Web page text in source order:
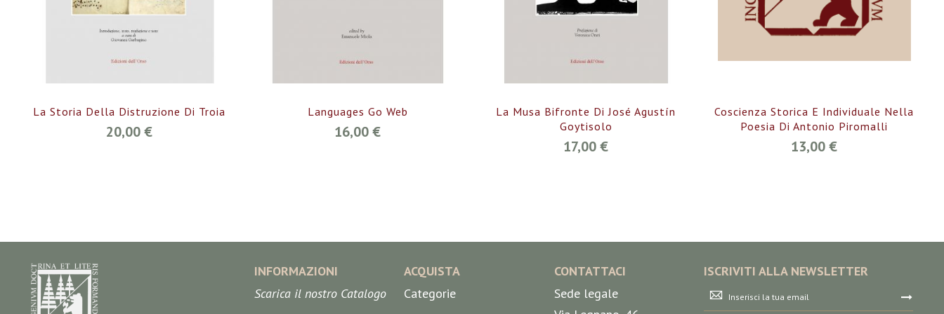
La Storia Della Distruzione Di Troia
20,00 €
Languages Go Web
16,00 €
La Musa Bifronte Di José Agustín
Goytisolo
17,00 €
Coscienza Storica E Individuale Nella
Poesia Di Antonio Piromalli
13,00 €
INFORMAZIONI
Scarica il nostro Catalogo
ACQUISTA
Categorie
CONTATTACI
Sede legale
ISCRIVITI ALLA NEWSLETTER
Iscriviti
alla